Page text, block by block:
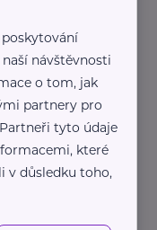
Vztahy
poskytování
návštěvnosti
o tom, jak
partnery pro
tyto údaje
které
v důsledku toho,